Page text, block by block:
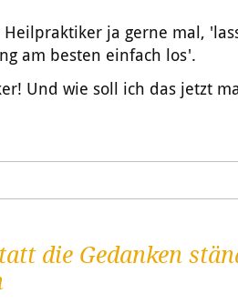
ja gerne mal,
am besten einfach los'.
Und wie soll ich das jetzt
die Gedanken